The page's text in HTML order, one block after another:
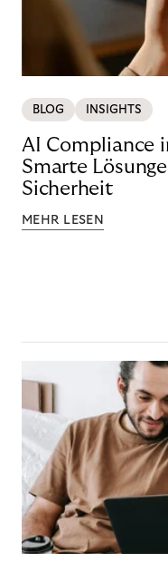
BLOG INSIGHTS
AI Compliance
Smarte
Sicherheit
MEHR LESEN